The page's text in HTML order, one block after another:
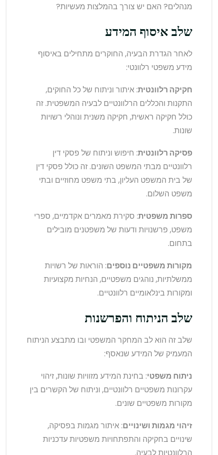
מנהלים? האם יש צורך בהמלצות מעשיות?
שלב איסוף המידע
לאחר הגדרת הבעיה, החוקרים מתחילים באיסוף
מידע משפטי רלוונטי:
חקיקה רלוונטית: איתור וניתוח של כל החוקים,
התקנות והכללים הרלוונטיים לבעיה המשפטית. זה
כולל חקיקה ראשית, חקיקה משנית ונוהלי רשויות
שונות.
פסיקה רלוונטית: חיפוש וניתוח של פסקי דין
רלוונטיים מבתי המשפט השונים. זה כולל פסקי דין
של בית המשפט העליון, בתי משפט מחוזיים ובתי
משפט השלום.
ספרות משפטית: סקירת מאמרים אקדמיים, ספרי
משפט, פרשנויות ודעות של משפטנים מובילים
בתחום.
מקורות משפטיים נוספים: הוראות של רשויות
ממשלתיות, נוהגים משפטיים, הנחיות מקצועיות
ומקורות בינלאומיים רלוונטיים.
שלב הניתוח והפרשנות
שלב זה הוא לב המחקר המשפטי ובו מתבצע הניתוח
המעמיק של המידע שנאסף:
ניתוח משפטי: בחינת המידע מזוויות שונות, זיהוי
עקרונות משפטיים רלוונטיים, וניתוח של הקשרים בין
מקורות משפטיים שונים.
זיהוי מגמות ושינויים: איתור מגמות בפסיקה,
שינויים בחקיקה והתפתחויות משפטיות עדכניות
הרלוונטיות לבעיה.